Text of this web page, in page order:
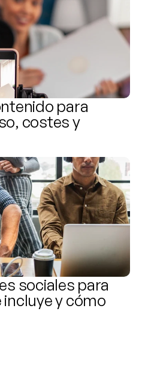
para
costes y
sociales para
y cómo